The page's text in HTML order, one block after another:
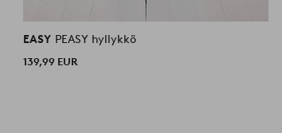
EASY PEASY hyllykkö
139,99 EUR